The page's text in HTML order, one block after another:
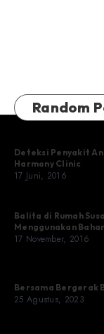
Random
Deteksi Penyakit
Harmony Clinic
17 Juni, 2016
Balita di Rumah
Menggunakan
17 November, 2016
Bersama Bergerak
25 Agustus, 2023